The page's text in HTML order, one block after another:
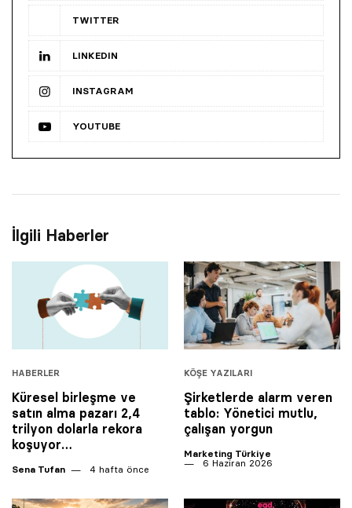
TWITTER
LINKEDIN
INSTAGRAM
YOUTUBE
İlgili Haberler
HABERLER
Küresel birleşme ve
satın alma pazarı 2,4
trilyon dolarla rekora
koşuyor…
Sena Tufan 4 hafta önce
KÖŞE YAZILARI
Şirketlerde alarm veren
tablo: Yönetici mutlu,
çalışan yorgun
Marketing Türkiye
6 Haziran 2026